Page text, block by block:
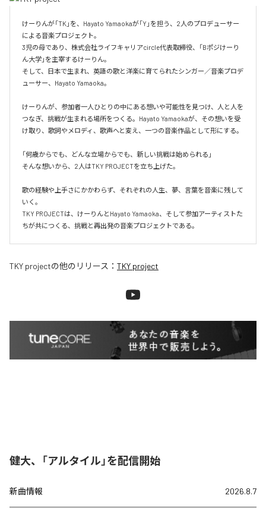
けーりんが「TK」を、Hayato Yamaokaが「Y」を担う、2人のプロデューサー
による音楽プロジェクト。
3児の母であり、株式会社ライフキャリアcircle代表取締役、「Bポジけーり
ん大学」を主宰するけーりん。
そして、日本で生まれ、英語の歌と洋楽に育てられたシンガー／音楽プロデ
ューサー、Hayato Yamaoka。
けーりんが、参加者一人ひとりの中にある想いや可能性を見つけ、人と人を
つなぎ、挑戦が生まれる場所をつくる。Hayato Yamaokaが、その想いを受
け取り、歌詞やメロディ、歌声へと変え、一つの音楽作品として形にする。
「何歳からでも、どんな立場からでも、新しい挑戦は始められる」
そんな想いから、2人はTKY PROJECTを立ち上げた。
歌の経験や上手さにかかわらず、それぞれの人生、夢、言葉を音楽に残して
いく。
TKY PROJECTは、けーりんとHayato Yamaoka、そして参加アーティストた
ちが共につくる、挑戦と再出発の音楽プロジェクトである。
TKY projectの他のリリース： TKY project
健大、「アルタイル」を配信開始
新曲情報 2026.8.7